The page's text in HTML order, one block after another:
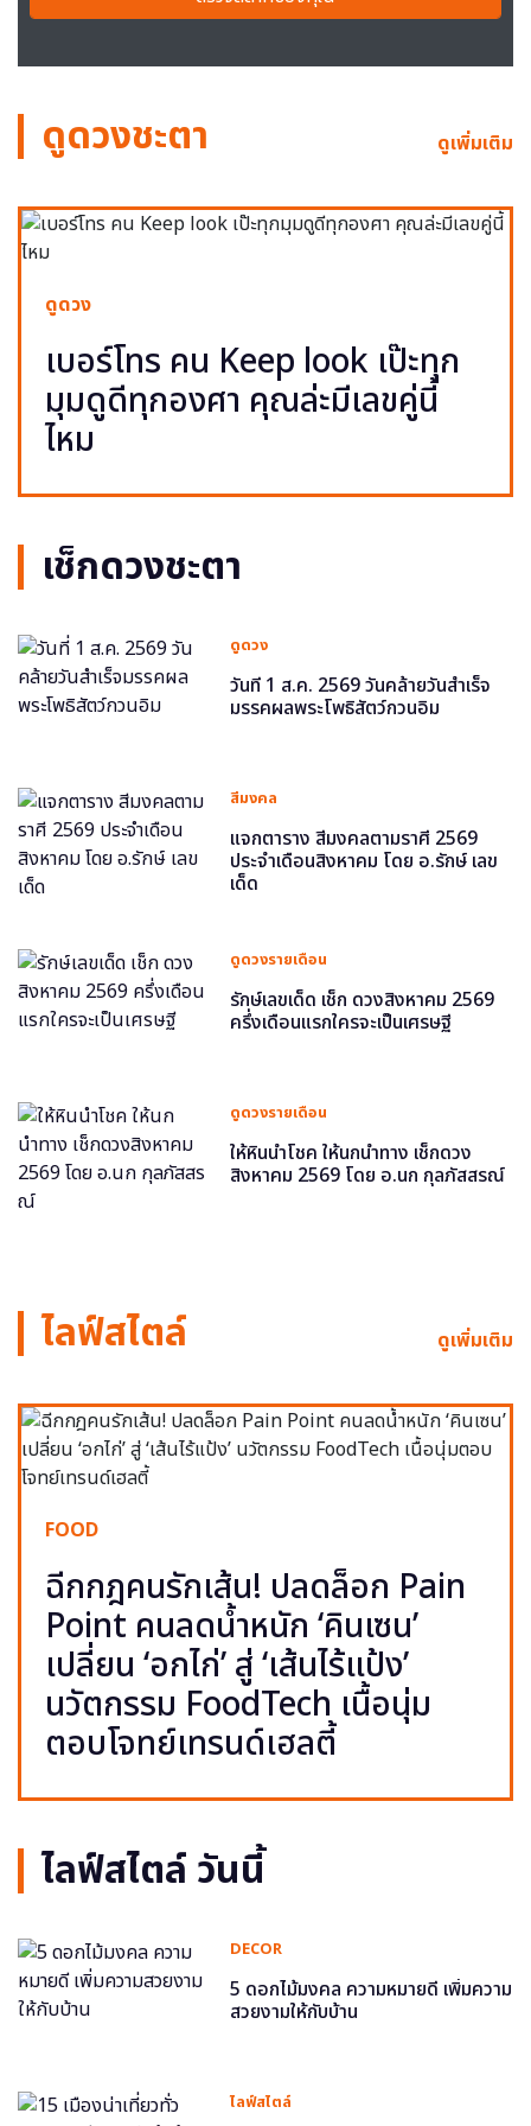
ดูดวงชะตา ดูเพิ่มเติม
ดูดวง
เบอร์โทร คน Keep look เป๊ะทุก
มุมดูดีทุกองศา คุณล่ะมีเลขคู่นี้
ไหม
เช็กดวงชะตา
ดูดวง
วันที่ 1 ส.ค. 2569 วันคล้ายวันสำเร็จ
มรรคผลพระโพธิสัตว์กวนอิม
สีมงคล
แจกตาราง สีมงคลตามราศี 2569
ประจำเดือนสิงหาคม โดย อ.รักษ์ เลข
เด็ด
ดูดวงรายเดือน
รักษ์เลขเด็ด เช็ก ดวงสิงหาคม 2569
ครึ่งเดือนแรกใครจะเป็นเศรษฐี
ดูดวงรายเดือน
ให้หินนำโชค ให้นกนำทาง เช็กดวง
สิงหาคม 2569 โดย อ.นก กุลภัสสรณ์
ไลฟ์สไตล์ ดูเพิ่มเติม
FOOD
ฉีกกฎคนรักเส้น! ปลดล็อก Pain
Point คนลดน้ำหนัก ‘คินเซน’
เปลี่ยน ‘อกไก่’ สู่ ‘เส้นไร้แป้ง’
นวัตกรรม FoodTech เนื้อนุ่ม
ตอบโจทย์เทรนด์เฮลตี้
ไลฟ์สไตล์ วันนี้
DECOR
5 ดอกไม้มงคล ความหมายดี เพิ่มความ
สวยงามให้กับบ้าน
ไลฟ์สไตล์